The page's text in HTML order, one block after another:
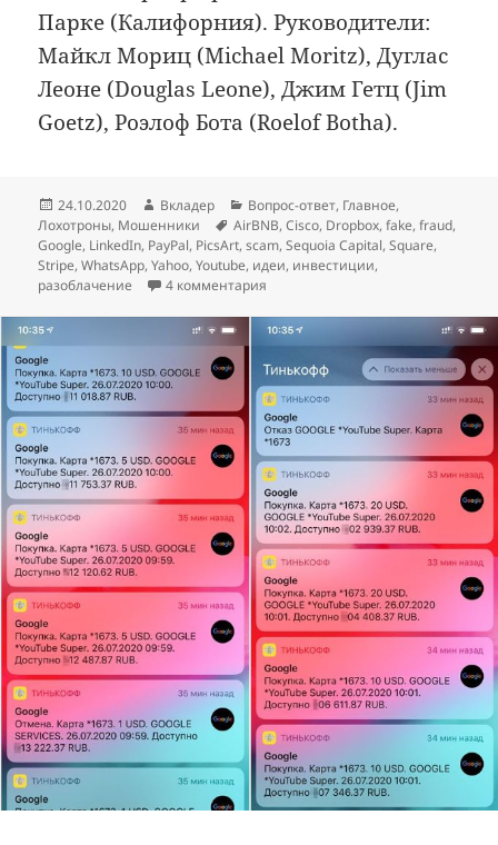
Парке (Калифорния). Руководители:
Майкл Мориц (Michael Moritz), Дуглас
Леоне (Douglas Leone), Джим Гетц (Jim
Goetz), Роэлоф Бота (Roelof Botha).
Опубликовано
24.10.2020 Автор
Вкладер Рубрики
Вопрос-ответ, Главное,
Лохотроны, Мошенники Метки
AirBNB,Cisco, Dropbox,fake,fraud,
Google, LinkedIn, PayPal, PicsArt,scam,Sequoia Capital,Square,
Stripe,WhatsApp,Yahoo,Youtube, идеи, инвестиции,
разоблачение
4 комментария